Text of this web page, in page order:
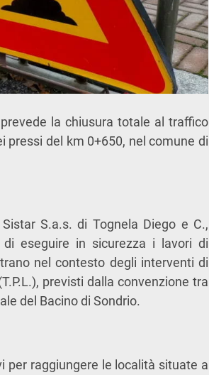
la chiusura totale al traffico
pressi del km 0+650, nel comune di
S.a.s. di Tognela Diego e C.,
eseguire in sicurezza i lavori di
nel contesto degli interventi di
previsti dalla convenzione tra
del Bacino di Sondrio.
per raggiungere le località situate a